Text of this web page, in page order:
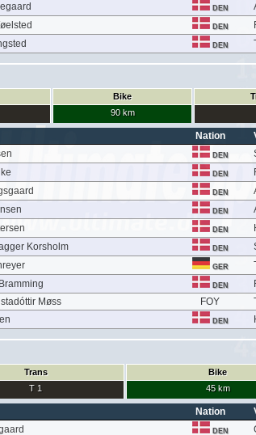
DEN
DEN
DEN
Bike
90 km
Nation
DEN
DEN
DEN
DEN
DEN
Korsholm
DEN
GER
DEN
Møss
FOY
DEN
Trans
T 1
Bike
45 km
Nation
DEN